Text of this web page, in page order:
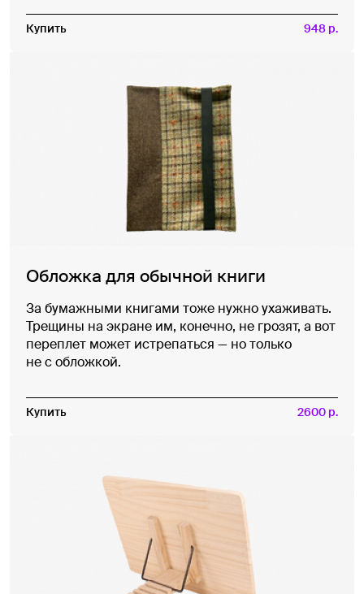
Купить 948 р.
Обложка для обычной книги
За бумажными книгами тоже нужно ухаживать.
Трещины на экране им, конечно, не грозят, а вот
переплет может истрепаться — но только
не с обложкой.
Купить 2600 р.